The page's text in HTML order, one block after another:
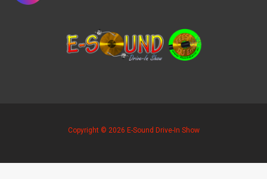
Copyright © 2026 E-Sound Drive-In Show